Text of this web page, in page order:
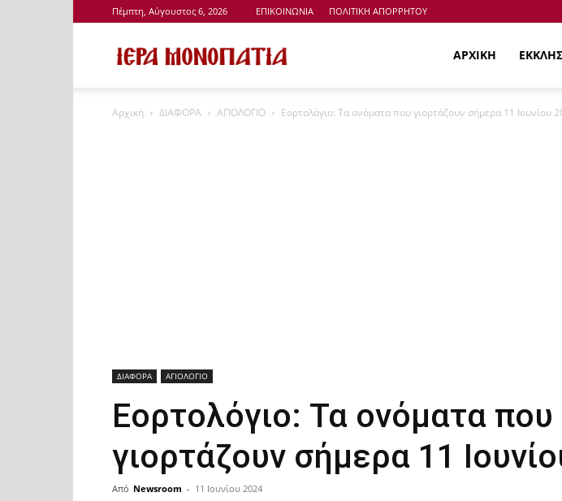
Πέμπτη, Αύγουστος 6, 2026 ΕΠΙΚΟΙΝΩΝΙΑ ΠΟΛΙΤΙΚΗ ΑΠΟΡΡΗΤΟΥ
Μονοπάτια
ΑΡΧΙΚΗ
Αρχική ΔΙΑΦΟΡΑ ΑΓΙΟΛΟΓΙΟ Εορτολόγιο: Τα ονόματα που γιορτάζουν σήμερα 11 Ιουνίου
ΔΙΑΦΟΡΑ ΑΓΙΟΛΟΓΙΟ
Εορτολόγιο: Τα ονόματα που
γιορτάζουν σήμερα 11
Από Newsroom - 11 Ιουνίου 2024